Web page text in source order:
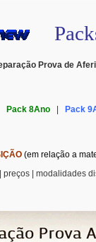
Prova de
Pack 8Ano
Pack
(em relação a
preços | modalidades